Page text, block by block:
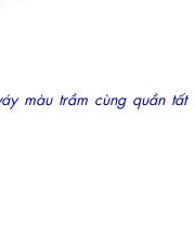
màu trầm cùng quần tất